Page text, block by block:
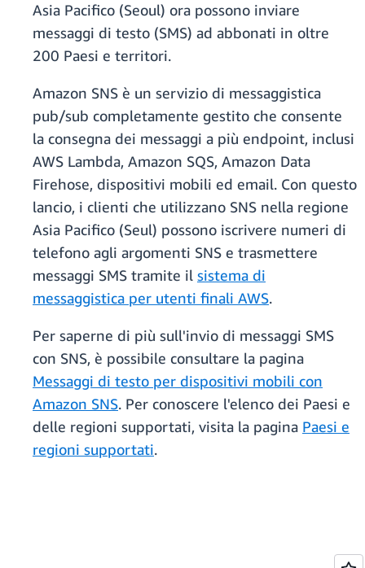
Asia Pacifico (Seoul) ora possono inviare
messaggi di testo (SMS) ad abbonati in oltre
200 Paesi e territori.
Amazon SNS è un servizio di messaggistica
pub/sub completamente gestito che consente
la consegna dei messaggi a più endpoint, inclusi
AWS Lambda, Amazon SQS, Amazon Data
Firehose, dispositivi mobili ed email. Con questo
lancio, i clienti che utilizzano SNS nella regione
Asia Pacifico (Seul) possono iscrivere numeri di
telefono agli argomenti SNS e trasmettere
messaggi SMS tramite il sistema di
messaggistica per utenti finali AWS.
Per saperne di più sull'invio di messaggi SMS
con SNS, è possibile consultare la pagina
Messaggi di testo per dispositivi mobili con
Amazon SNS. Per conoscere l'elenco dei Paesi e
delle regioni supportati, visita la pagina Paesi e
regioni supportati.